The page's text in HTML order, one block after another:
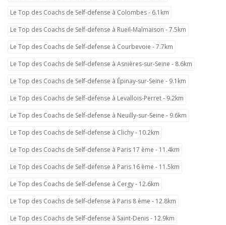
Le Top des Coachs de Self-defense à Colombes - 6.1km
Le Top des Coachs de Self-defense à Rueil-Malmaison - 7.5km
Le Top des Coachs de Self-defense à Courbevoie - 7.7km
Le Top des Coachs de Self-defense à Asnières-sur-Seine - 8.6km
Le Top des Coachs de Self-defense à Épinay-sur-Seine - 9.1km
Le Top des Coachs de Self-defense à Levallois-Perret - 9.2km
Le Top des Coachs de Self-defense à Neuilly-sur-Seine - 9.6km
Le Top des Coachs de Self-defense à Clichy - 10.2km
Le Top des Coachs de Self-defense à Paris 17 ème - 11.4km
Le Top des Coachs de Self-defense à Paris 16 ème - 11.5km
Le Top des Coachs de Self-defense à Cergy - 12.6km
Le Top des Coachs de Self-defense à Paris 8 ème - 12.8km
Le Top des Coachs de Self-defense à Saint-Denis - 12.9km